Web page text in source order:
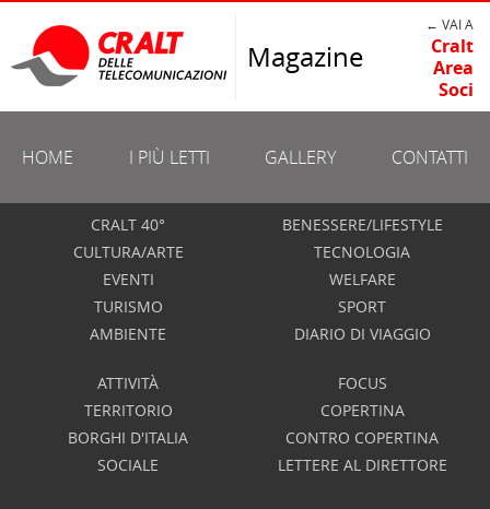
Magazine
← VAI A
Cralt
Area
Soci
HOME I PIÙ LETTI GALLERY CONTATTI
CRALT 40°
CULTURA/ARTE
EVENTI
TURISMO
AMBIENTE
BENESSERE/LIFESTYLE
TECNOLOGIA
WELFARE
SPORT
DIARIO DI VIAGGIO
ATTIVITÀ
TERRITORIO
BORGHI D'ITALIA
SOCIALE
FOCUS
COPERTINA
CONTRO COPERTINA
LETTERE AL DIRETTORE